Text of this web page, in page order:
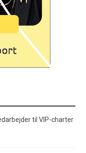
til VIP-charter